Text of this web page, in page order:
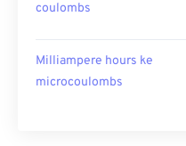
coulombs
Milliampere hours ke
microcoulombs